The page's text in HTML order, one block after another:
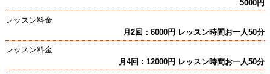
5000円
レッスン料金
月2回：6000円 レッスン時間お一人50分
レッスン料金
月4回：12000円 レッスン時間お一人50分